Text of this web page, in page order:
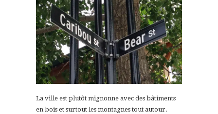
La ville est plutôt mignonne avec des bâtiments
en bois et surtout les montagnes tout autour.